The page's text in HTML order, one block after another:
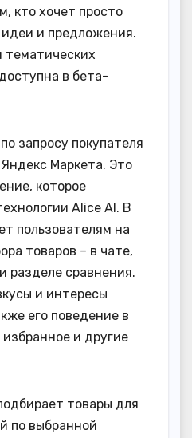
кто хочет просто
и предложения.
в бета-
запросу покупателя
Маркета. Это
которое
Alice AI. В
пользователям на
товаров – в чате,
разделе сравнения.
и интересы
его поведение в
избранное и другие
товары для
по выбранной